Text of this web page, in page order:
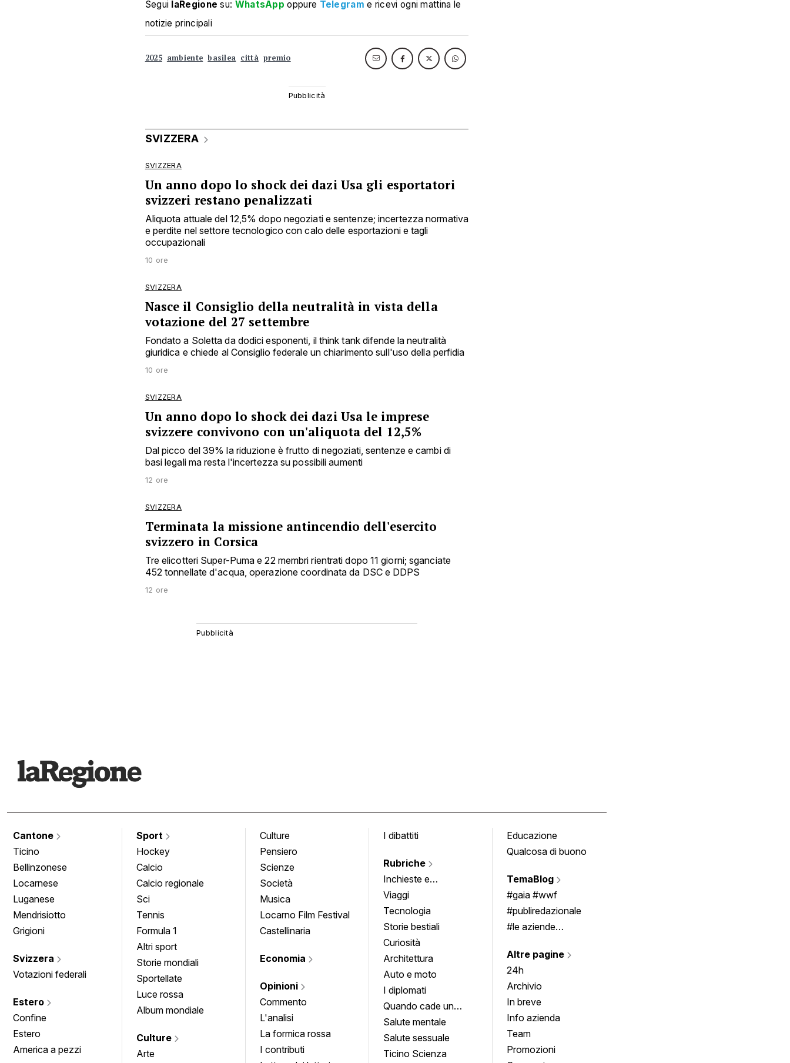
Segui laRegione su: WhatsApp oppure Telegram e ricevi ogni mattina le
notizie principali
2025 ambiente basilea città premio
SVIZZERA
SVIZZERA
Un anno dopo lo shock dei dazi Usa gli esportatori
svizzeri restano penalizzati
Aliquota attuale del 12,5% dopo negoziati e sentenze; incertezza normativa
e perdite nel settore tecnologico con calo delle esportazioni e tagli
occupazionali
10 ore
SVIZZERA
Nasce il Consiglio della neutralità in vista della
votazione del 27 settembre
Fondato a Soletta da dodici esponenti, il think tank difende la neutralità
giuridica e chiede al Consiglio federale un chiarimento sull'uso della perfidia
10 ore
SVIZZERA
Un anno dopo lo shock dei dazi Usa le imprese
svizzere convivono con un'aliquota del 12,5%
Dal picco del 39% la riduzione è frutto di negoziati, sentenze e cambi di
basi legali ma resta l'incertezza su possibili aumenti
12 ore
SVIZZERA
Terminata la missione antincendio dell'esercito
svizzero in Corsica
Tre elicotteri Super-Puma e 22 membri rientrati dopo 11 giorni; sganciate
452 tonnellate d'acqua, operazione coordinata da DSC e DDPS
12 ore
Cantone
Ticino
Bellinzonese
Locarnese
Luganese
Mendrisiotto
Grigioni
Svizzera
Votazioni federali
Estero
Confine
Estero
America a pezzi
Sport
Hockey
Calcio
Calcio regionale
Sci
Tennis
Formula 1
Altri sport
Storie mondiali
Sportellate
Luce rossa
Album mondiale
Culture
Arte
Culture
Pensiero
Scienze
Società
Musica
Locarno Film Festival
Castellinaria
Economia
Opinioni
Commento
L'analisi
La formica rossa
I contributi
I dibattiti
Rubriche
Inchieste e
approfondimenti
Viaggi
Tecnologia
Storie bestiali
Curiosità
Architettura
Auto e moto
I diplomati
Quando cade un
quadro
Salute mentale
Salute sessuale
Ticino Scienza
Educazione
Qualcosa di buono
TemaBlog
#gaia #wwf
#publiredazionale
#le aziende
Altre pagine
24h
Archivio
In breve
Info azienda
Team
Promozioni